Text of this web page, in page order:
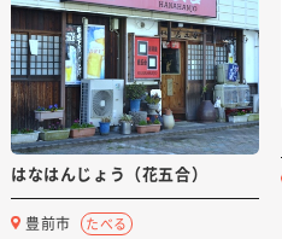
はなはんじょう（花五合）
豊前市 たべる